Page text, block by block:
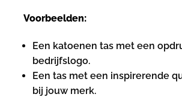
Voorbeelden:
Een katoenen tas met een
bedrijfslogo.
Een tas met een inspirerende
bij jouw merk.